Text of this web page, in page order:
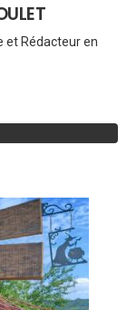
et Rédacteur en